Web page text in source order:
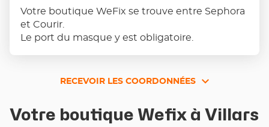
Votre boutique WeFix se trouve entre Sephora
et Courir.
Le port du masque y est obligatoire.
RECEVOIR LES COORDONNÉES
RECEVOIR
COORDONNÉES
Votre boutique Wefix à Villars